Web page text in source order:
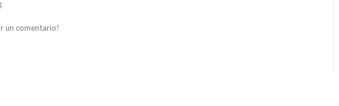
un comentario!